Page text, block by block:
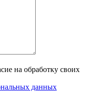
на обработку своих
данных